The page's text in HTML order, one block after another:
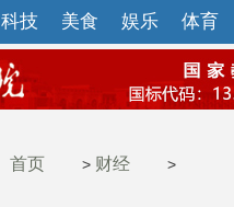
科技 美食 娱乐 体育
首页 > 财经 >